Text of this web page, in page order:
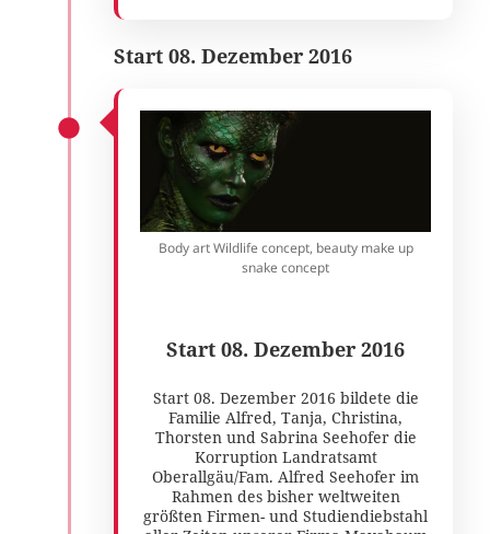
Start 08. Dezember 2016
Body art Wildlife concept, beauty make up
snake concept
Start 08. Dezember 2016
Start 08. Dezember 2016 bildete die
Familie Alfred, Tanja, Christina,
Thorsten und Sabrina Seehofer die
Korruption Landratsamt
Oberallgäu/Fam. Alfred Seehofer im
Rahmen des bisher weltweiten
größten Firmen- und Studiendiebstahl